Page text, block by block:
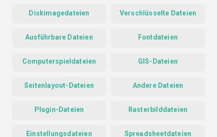
Diskimagedateien Verschlüsselte Dateien
Ausführbare Dateien Fontdateien
Computerspieldateien GIS-Dateien
Seitenlayout-Dateien Andere Dateien
Plugin-Dateien Rasterbilddateien
Einstellungsdateien Spreadsheetdateien